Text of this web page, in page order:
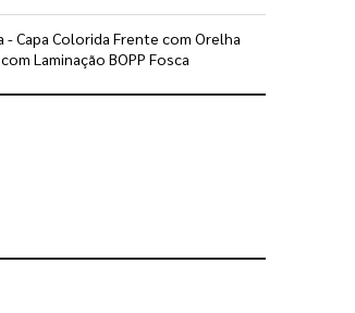
- Capa Colorida Frente com Orelha
Laminação BOPP Fosca